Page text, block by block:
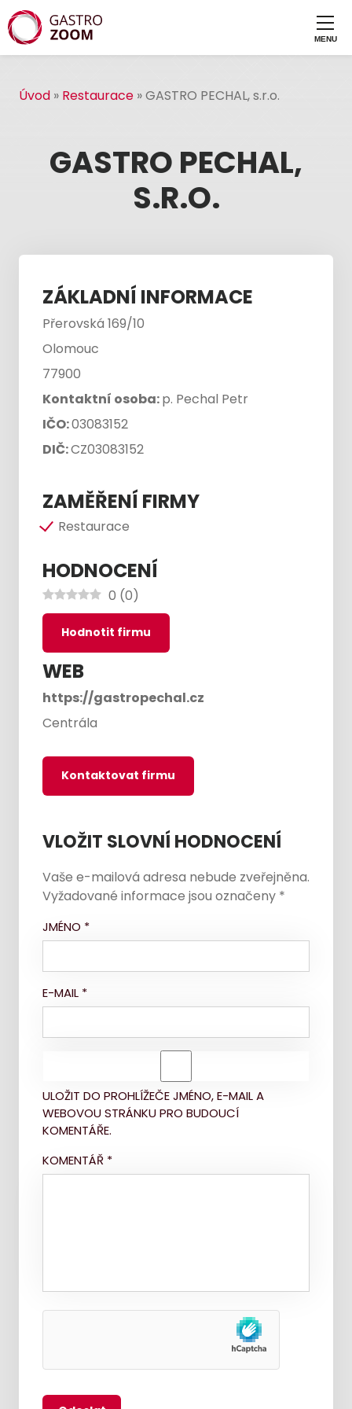
Úvod » Restaurace »GASTRO PECHAL, s.r.o.
GASTRO PECHAL,
S.R.O.
ZÁKLADNÍ INFORMACE
Přerovská 169/10
Olomouc
77900
Kontaktní osoba:p. Pechal Petr
IČO:03083152
DIČ:CZ03083152
ZAMĚŘENÍ FIRMY
Restaurace
HODNOCENÍ
0 (0)
Hodnotit firmu
WEB
https://gastropechal.cz
Centrála
Kontaktovat firmu
VLOŽIT SLOVNÍ HODNOCENÍ
Vaše e-mailová adresa nebude zveřejněna.
Vyžadované informace jsou označeny *
JMÉNO *
E-MAIL *
ULOŽIT DO PROHLÍŽEČE JMÉNO, E-MAIL A
WEBOVOU STRÁNKU PRO BUDOUCÍ
KOMENTÁŘE.
KOMENTÁŘ *